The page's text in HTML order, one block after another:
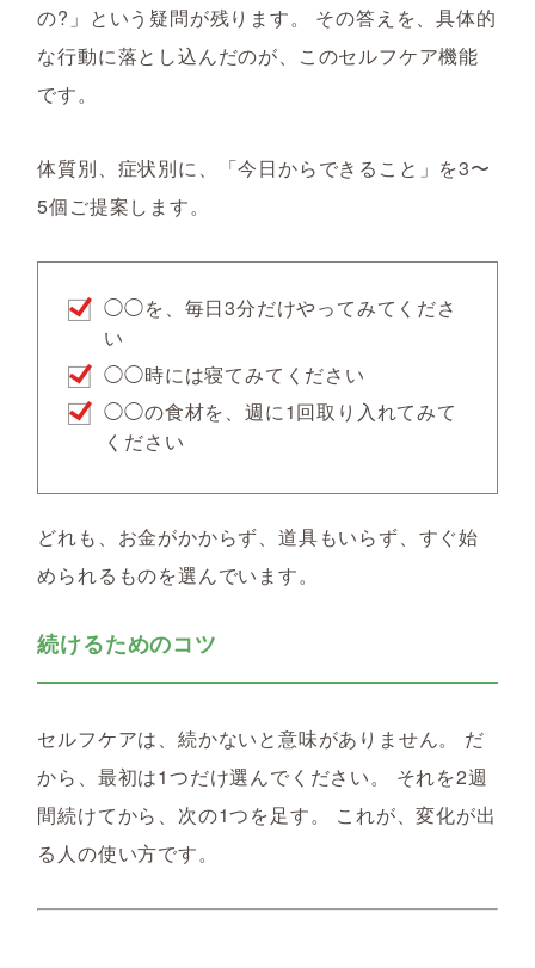
の?」という疑問が残ります。 その答えを、具体的
な行動に落とし込んだのが、このセルフケア機能
です。
体質別、症状別に、「今日からできること」を3〜
5個ご提案します。
◯◯を、毎日3分だけやってみてくださ
い
◯◯時には寝てみてください
◯◯の食材を、週に1回取り入れてみて
ください
どれも、お金がかからず、道具もいらず、すぐ始
められるものを選んでいます。
続けるためのコツ
セルフケアは、続かないと意味がありません。 だ
から、最初は1つだけ選んでください。 それを2週
間続けてから、次の1つを足す。 これが、変化が出
る人の使い方です。